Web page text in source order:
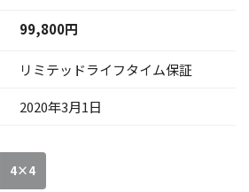
99,800円
リミテッドライフタイム保証
2020年3月1日
4×4